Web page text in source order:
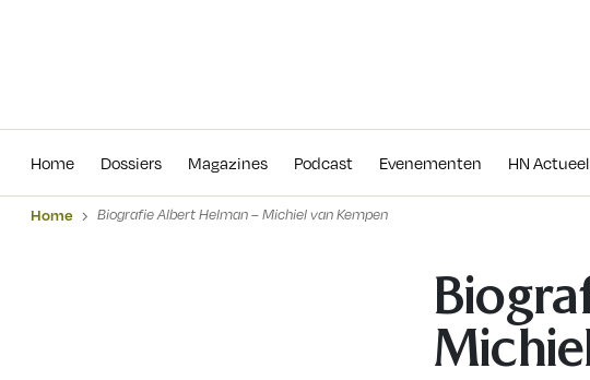
Home Dossiers Magazines Podcast Evenementen HN Actueel
Home Biografie Albert Helman – Michiel van Kempen